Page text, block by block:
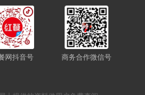
网抖音号 商务合作微信号